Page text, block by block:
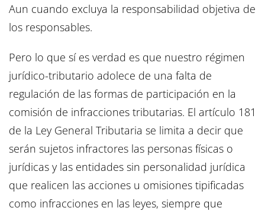
Aun cuando excluya la responsabilidad objetiva de
los responsables.
Pero lo que sí es verdad es que nuestro régimen
jurídico-tributario adolece de una falta de
regulación de las formas de participación en la
comisión de infracciones tributarias. El artículo 181
de la Ley General Tributaria se limita a decir que
serán sujetos infractores las personas físicas o
jurídicas y las entidades sin personalidad jurídica
que realicen las acciones u omisiones tipificadas
como infracciones en las leyes, siempre que